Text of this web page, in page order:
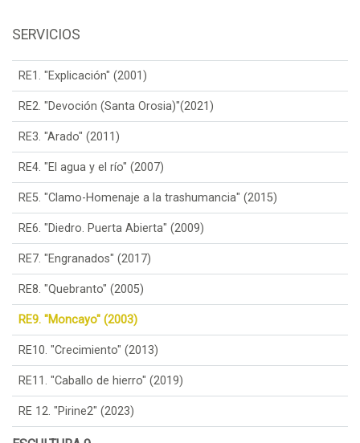
SERVICIOS
RE1. "Explicación" (2001)
RE2. "Devoción (Santa Orosia)"(2021)
RE3. "Arado" (2011)
RE4. "El agua y el río" (2007)
RE5. "Clamo-Homenaje a la trashumancia" (2015)
RE6. "Diedro. Puerta Abierta" (2009)
RE7. "Engranados" (2017)
RE8. "Quebranto" (2005)
RE9. "Moncayo" (2003)
RE10. "Crecimiento" (2013)
RE11. "Caballo de hierro" (2019)
RE 12. "Pirine2" (2023)